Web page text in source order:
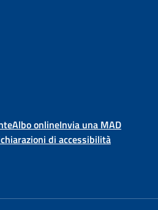
Albo onlineInvia una MAD
di accessibilità